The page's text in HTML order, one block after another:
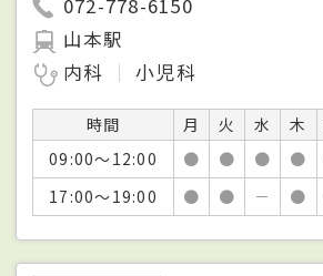
072-778-6150
山本駅
内科
小児科
時間 月 火 水 木
09:00～12:00
● ● ● ●
17:00～19:00
● ● － ●